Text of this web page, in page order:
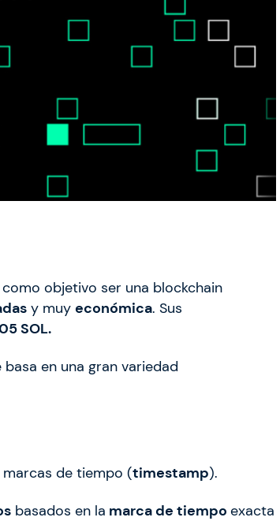
objetivo ser una blockchain
y muy económica. Sus
SOL.
en una gran variedad
de tiempo (timestamp).
basados en la marca de tiempo exacta